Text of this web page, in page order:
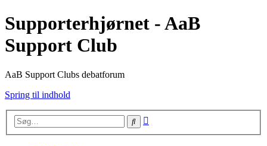
Supporterhjørnet - AaB
Support Club
AaB Support Clubs debatforum
Spring til indhold
Søg